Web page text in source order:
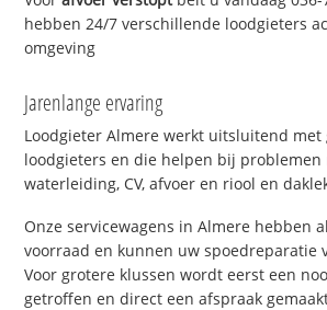
hebben 24/7 verschillende loodgieters
omgeving
Jarenlange ervaring
Loodgieter Almere werkt uitsluitend met
loodgieters en die helpen bij problemen
waterleiding, CV, afvoer en riool en
Onze servicewagens in Almere hebben
voorraad en kunnen uw spoedreparatie
Voor grotere klussen wordt eerst een
getroffen en direct een afspraak